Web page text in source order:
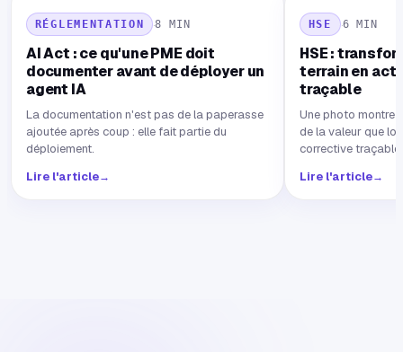
RÉGLEMENTATION ·8 MIN
AI Act : ce qu'une PME doit
documenter avant de déployer un
agent IA
La documentation n'est pas de la paperasse
ajoutée après coup : elle fait partie du
déploiement.
Lire l'article→
HSE ·6 MIN
HSE :
terrain en
traçable
Une photo montre
de la valeur que
corrective
Lire l'article→